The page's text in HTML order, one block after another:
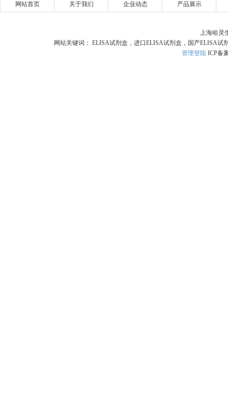
网站首页 关于我们 企业动态 产品展示
上海哈灵
网站关键词： ELISA试剂盒，进口ELISA试剂盒，国产ELISA
管理登陆 ICP备